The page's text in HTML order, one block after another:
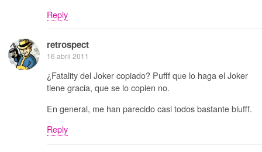
Reply
retrospect
16 abril 2011
¿Fatality del Joker copiado? Pufff que lo haga el Joker
tiene gracia, que se lo copien no.
En general, me han parecido casi todos bastante blufff.
Reply